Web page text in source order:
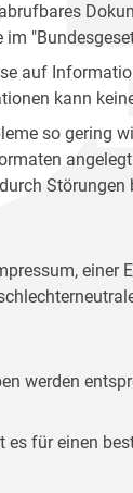
auf
kann
so gering
werden
für einen